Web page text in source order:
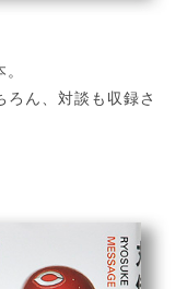
ん、対談も収録さ